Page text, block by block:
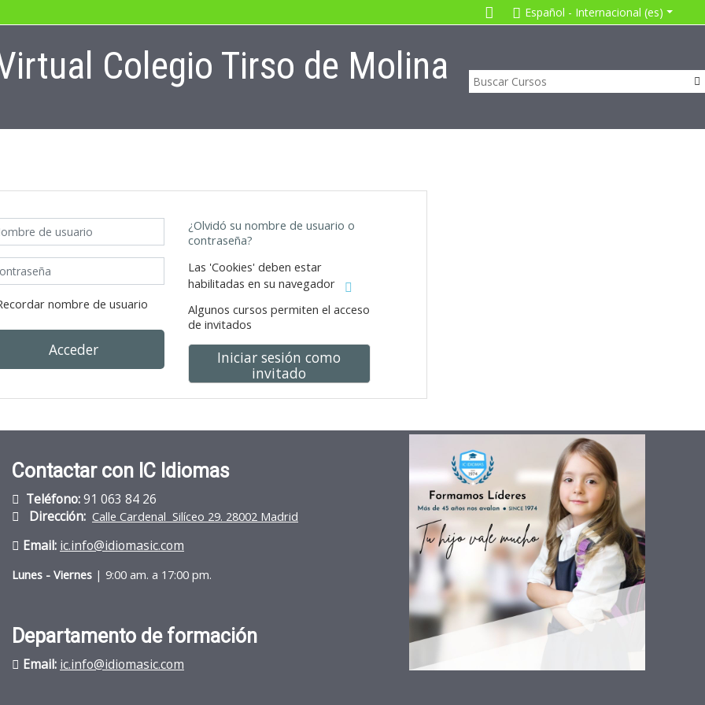
Español - Internacional ‎(es)‎
Colegio Tirso de Molina
de usuario
nombre de usuario
Acceder
¿Olvidó su nombre de usuario o
contraseña?
Las 'Cookies' deben estar
habilitadas en su navegador
Algunos cursos permiten el acceso
de invitados
Iniciar sesión como
invitado
Contactar con IC Idiomas
Teléfono:91 063 84 26
Dirección: Calle Cardenal Silíceo 29. 28002 Madrid
Email: ic.info@idiomasic.com
Lunes - Viernes | 9:00 am. a 17:00 pm.
Departamento de formación
Email: ic.info@idiomasic.com